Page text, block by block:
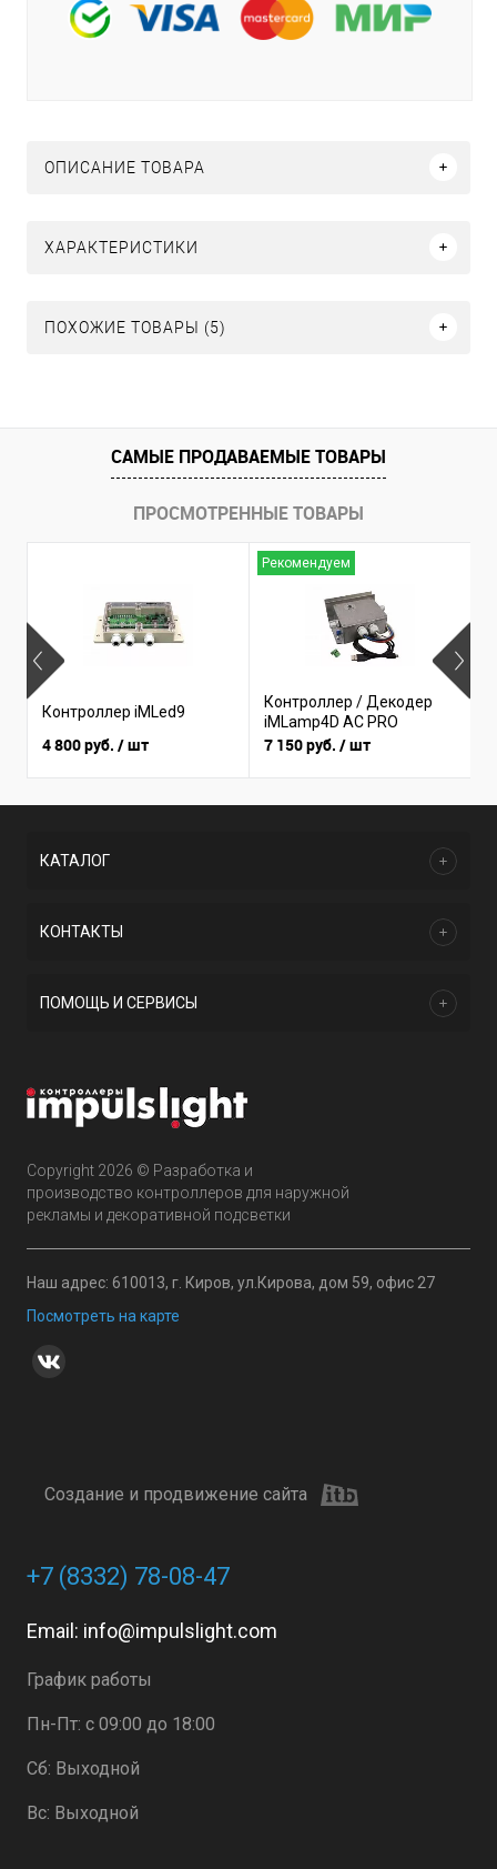
ОПИСАНИЕ ТОВАРА
ХАРАКТЕРИСТИКИ
ПОХОЖИЕ ТОВАРЫ (5)
САМЫЕ ПРОДАВАЕМЫЕ ТОВАРЫ
ПРОСМОТРЕННЫЕ ТОВАРЫ
Контроллер iMLed9
4 800 руб. / шт
Рекомендуем
Контроллер / Декодер
iMLamp4D AC PRO
7 150 руб. / шт
Copyright 2026 © Разработка и
производство контроллеров для наружной
рекламы и декоративной подсветки
Наш адрес: 610013, г. Киров, ул.Кирова, дом 59, офис 27
Посмотреть на карте
Создание и продвижение сайта
КАТАЛОГ
КОНТАКТЫ
ПОМОЩЬ И СЕРВИСЫ
+7 (8332) 78-08-47
Email: info@impulslight.com
График работы
Пн-Пт: с 09:00 до 18:00
Сб: Выходной
Вс: Выходной